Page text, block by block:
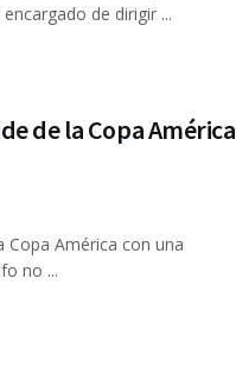
de dirigir ...
de la Copa América
Copa América con una
no ...